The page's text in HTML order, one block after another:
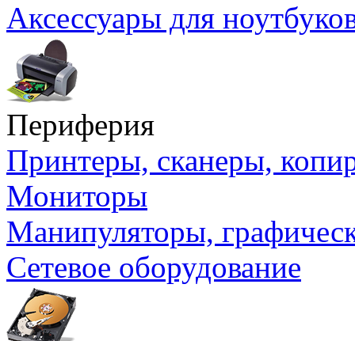
Аксессуары для
Периферия
Принтеры, сканеры,
Мониторы
Манипуляторы,
Сетевое оборудование